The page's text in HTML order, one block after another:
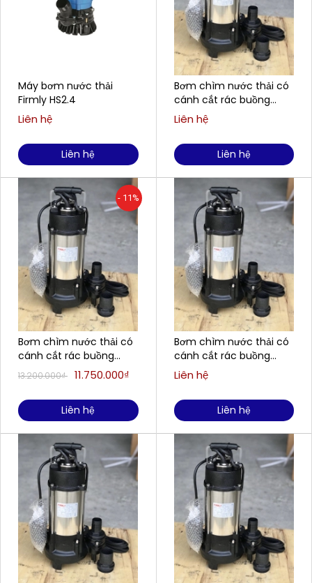
Máy bơm nước thải
Firmly HS2.4
Liên hệ
Liên hệ
- 11%
Bơm chìm nước thải có
cánh cắt rác buồng
gang, cánh gang FIRMLY
13.200.000₫ 11.750.000₫
Liên hệ
Bơm chìm nước thải có
cánh cắt rác buồng
gang, cánh gang FIRMLY
H750CT
Liên hệ
Liên hệ
Bơm chìm nước thải có
cánh cắt rác buồng
gang, cánh gang FIRMLY
H550CT
Liên hệ
Liên hệ